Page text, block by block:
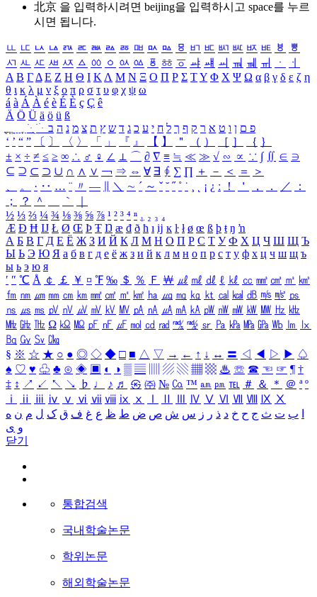
北京 을 입력하시려면 beijing을 입력하시고 space를 누르
시면 됩니다.
ㅥ ㅦ ㅧ ㅨ ㅩ ㅪ ㅫ ㅬ ㅭ ㅮ ㅯ ㅰ ㅱ ㅲ ㅳ ㅴ ㅵ ㅶ ㅷ ㅸ
ㅹ
ㅺ ㅻ ㅼ ㅽ ㅾ ㅿ ㆀ ㆁ ㆂ ㆃ ㆄ ㆅ ㆆ ㆇ ㆈ ㆉ ㆊ ㆋ ㆌ ㆍ
ㆎ
Α Β ΓΔ Ε Ζ Η Θ Ι ΚΛ Μ Ν Ξ Ο Π Ρ Σ ΤΥ Φ Χ Ψ Ω α β γ δ ε ζ η
θ ι κ λ μ ν ξ ο π ρ σ τ υ φ χ ψ ω
á à Á À é è É È ç Ç ê
Ä Ö Ü ä ö ü ß
ִֶֹ ֻּ ׁׂ פ ם ן ו ט א ר ק ף ך ל ח י ע כ ג ד ש ץ ת צ מ נ ה ב
‘ ’ “ ” 〔 〕 〈 〉 「 」 『 』 【 】 ＂ （ ） ［ ］ ｛ ｝
± × ÷ ≠ ≤ ≥ ∞ ∴ ♂ ♀ ∠ ⊥ ⌒ ∂ ∇ ≡ ≒ ≪ ≫ √ ∽ ∝ ∵ ∫ ∬ ∈ ∋
⊆ ⊇ ⊂ ⊃ ∪ ∩ ∧ ∨ ￢ ⇒ ⇔ ∀ ∃ ∮ ∑ ∏ ＋ － ＜ ＝
＞
、
。 · ‥ … ¨ 〃 ― ＼ ∼ ´ ～ ˇ ˘ ˝ ˚ ˙ ¸ ¡ ¿ ː ！ ＇ ， ． ／
：
；
？ ＾ ｀
½ ⅓ ⅔ ¼ ¾ ⅛ ⅜ ⅝ ⅞ ¹ ² ³ ⁴ ⁿ ₁ ₂ ₃ ₄
Æ Ð Ħ Ĳ Ł Ø Œ Þ Ŧ Ŋ æ đ ð ħ ı ĳ ĸ ŀ ł ø œ ß þ ŧ ŋ ŉ
А Б В Г Д Е Ё Ж З И Й К Л М Н О П Р С Т У Ф Х Ц Ч Ш Щ Ъ
Ы Ь Э Ю Я а б в г д е ё ж з и й к л м н о п р с т у ф х ц ч ш щ ъ
ы ь э ю я
′ ″ ℃ Å ￠ ￡ ￥ ¤ ℉ ‰ ＄ ％ Ｆ ￦ ㎕ ㎖ ㎗ ℓ ㎘ ㏄ ㎣ ㎤ ㎥ ㎦
㎙ ㎚ ㎛ ㎜ ㎝ ㎞ ㎟ ㎠ ㎡ ㎢ ㏊ ㎍ ㎎ ㎏ ㏏ ㎈ ㎉ ㏈ ㎧ ㎨ ㎰
㎱ ㎲ ㎳ ㎴ ㎵ ㎶ ㎷ ㎸ ㎹ ㎀ ㎁ ㎂ ㎃ ㎄ ㎺ ㎻ ㎽ ㎾ ㎿ ㎐ ㎑
㎒ ㎓ ㎔ Ω ㏀ ㏁ ㎊ ㎋ ㎌ ㏖ ㏅ ㎭ ㎮ ㎯ ㏛ ㎩ ㎪ ㎫ ㎬ ㏝ ㏐
㏓
㏃ ㏉ ㏜ ㏆
§ ※ ☆ ★ ○ ● ◎ ◇ ◆ □ ■ △ ▽ → ← ↑ ↓ ↔ 〓 ◁ ◀ ▷ ▶ ♤
♠ ♡ ♥ ♧ ♣ ⊙ ◈ ▣ ◐ ◑ ▒ ▤ ▨ ▧ ▦ ▩ ♨ ☏ ☎ ☜ ☞ ¶ †
‡ ↕ ↗ ↙ ↖ ↘ ♭ ♩ ♪ ♬ ㉿ ㈜ № ㏇ ™ ㏂ ㏘ ℡ ＃ ＆ ＊ ＠ ª º
ⅰ
ⅱ ⅲ ⅳ ⅴ ⅵ ⅶ ⅷ ⅸ ⅹ Ⅳ Ⅴ Ⅵ Ⅶ Ⅷ Ⅸ Ⅹ
ب ت ث ج ح خ د ذ ر ز س ش ص ض ط ظ ع غ ف ق ک ل م ن ه
و ی
닫기
통합검색
국내학술논문
학위논문
해외학술논문